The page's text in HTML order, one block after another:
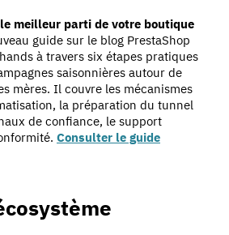
meilleur parti de votre boutique
guide sur le blog PrestaShop
à travers six étapes pratiques
saisonnières autour de
mères. Il couvre les mécanismes
la préparation du tunnel
de confiance, le support
Consulter le guide